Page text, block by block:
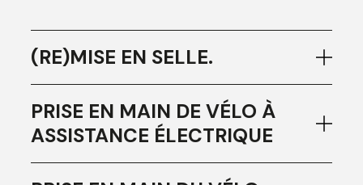
(RE)MISE EN SELLE.
PRISE EN MAIN DE VÉLO À
ASSISTANCE ÉLECTRIQUE